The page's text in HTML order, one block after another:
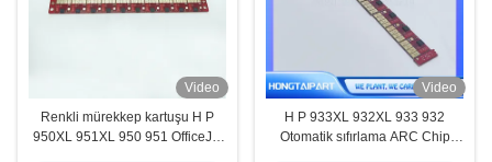
Video
Renkli mürekkep kartuşu H P
950XL 951XL 950 951 OfficeJet
Video
H P 933XL 932XL 933 932
Otomatik sıfırlama ARC Chip